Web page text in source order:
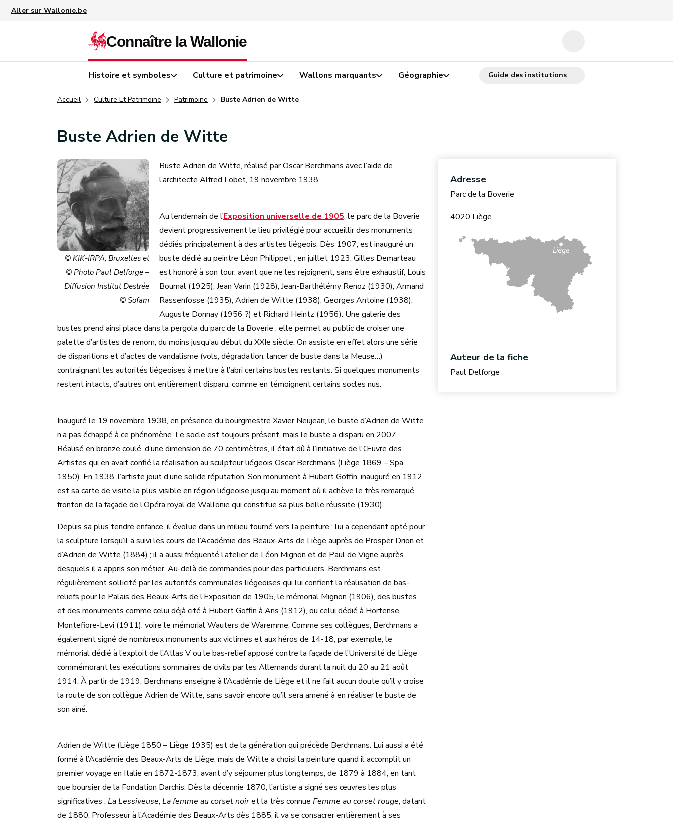
Histoire et symboles Culture et patrimoine Wallons marquants Géographie
Accueil Culture Et Patrimoine Patrimoine Buste Adrien de Witte
Buste Adrien de Witte
© KIK-IRPA, Bruxelles et
© Photo Paul Delforge –
Diffusion Institut Destrée
© Sofam
Buste Adrien de Witte, réalisé par Oscar Berchmans avec l’aide de
l’architecte Alfred Lobet, 19 novembre 1938.
Au lendemain de l’Exposition universelle de 1905, le parc de la Boverie
devient progressivement le lieu privilégié pour accueillir des monuments
dédiés principalement à des artistes liégeois. Dès 1907, est inauguré un
buste dédié au peintre Léon Philippet ; en juillet 1923, Gilles Demarteau
est honoré à son tour, avant que ne les rejoignent, sans être exhaustif, Louis
Boumal (1925), Jean Varin (1928), Jean-Barthélémy Renoz (1930), Armand
Rassenfosse (1935), Adrien de Witte (1938), Georges Antoine (1938),
Auguste Donnay (1956 ?) et Richard Heintz (1956). Une galerie des
bustes prend ainsi place dans la pergola du parc de la Boverie ; elle permet au public de croiser une
palette d’artistes de renom, du moins jusqu’au début du XXIe siècle. On assiste en effet alors une série
de disparitions et d’actes de vandalisme (vols, dégradation, lancer de buste dans la Meuse…)
contraignant les autorités liégeoises à mettre à l’abri certains bustes restants. Si quelques monuments
restent intacts, d’autres ont entièrement disparu, comme en témoignent certains socles nus.
Inauguré le 19 novembre 1938, en présence du bourgmestre Xavier Neujean, le buste d’Adrien de Witte
n’a pas échappé à ce phénomène. Le socle est toujours présent, mais le buste a disparu en 2007.
Réalisé en bronze coulé, d’une dimension de 70 centimètres, il était dû à l’initiative de l'Œuvre des
Artistes qui en avait confié la réalisation au sculpteur liégeois Oscar Berchmans (Liège 1869 – Spa
1950). En 1938, l’artiste jouit d’une solide réputation. Son monument à Hubert Goffin, inauguré en 1912,
est sa carte de visite la plus visible en région liégeoise jusqu’au moment où il achève le très remarqué
fronton de la façade de l’Opéra royal de Wallonie qui constitue sa plus belle réussite (1930).
Depuis sa plus tendre enfance, il évolue dans un milieu tourné vers la peinture ; lui a cependant opté pour
la sculpture lorsqu’il a suivi les cours de l’Académie des Beaux-Arts de Liège auprès de Prosper Drion et
d’Adrien de Witte (1884) ; il a aussi fréquenté l’atelier de Léon Mignon et de Paul de Vigne auprès
desquels il a appris son métier. Au-delà de commandes pour des particuliers, Berchmans est
régulièrement sollicité par les autorités communales liégeoises qui lui confient la réalisation de bas-
reliefs pour le Palais des Beaux-Arts de l’Exposition de 1905, le mémorial Mignon (1906), des bustes
et des monuments comme celui déjà cité à Hubert Goffin à Ans (1912), ou celui dédié à Hortense
Montefiore-Levi (1911), voire le mémorial Wauters de Waremme. Comme ses collègues, Berchmans a
également signé de nombreux monuments aux victimes et aux héros de 14-18, par exemple, le
mémorial dédié à l’exploit de l’Atlas V ou le bas-relief apposé contre la façade de l’Université de Liège
commémorant les exécutions sommaires de civils par les Allemands durant la nuit du 20 au 21 août
1914. À partir de 1919, Berchmans enseigne à l’Académie de Liège et il ne fait aucun doute qu’il y croise
la route de son collègue Adrien de Witte, sans savoir encore qu’il sera amené à en réaliser le buste de
son aîné.
Adrien de Witte (Liège 1850 – Liège 1935) est de la génération qui précède Berchmans. Lui aussi a été
formé à l’Académie des Beaux-Arts de Liège, mais de Witte a choisi la peinture quand il accomplit un
premier voyage en Italie en 1872-1873, avant d’y séjourner plus longtemps, de 1879 à 1884, en tant
que boursier de la Fondation Darchis. Dès la décennie 1870, l’artiste a signé ses œuvres les plus
significatives : La Lessiveuse, La femme au corset noiret la très connue Femme au corset rouge, datant
de 1880. Professeur à l’Académie des Beaux-Arts dès 1885, il va se consacrer entièrement à ses
Adresse
Parc de la Boverie
4020 Liège
Auteur de la fiche
Paul Delforge